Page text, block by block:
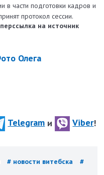
в части подготовки кадров и
протокол сессии.
на источник
Олега
Telegram и Viber!
# новости витебска
#